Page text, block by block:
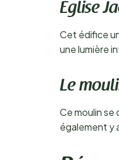
Église
Cet édifice
une lumière
Le
Ce moulin se
également y